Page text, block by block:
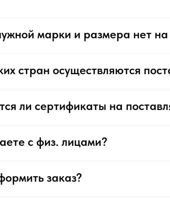
марки и размера нет
стран осуществляются
ли сертификаты на
с физ. лицами?
заказ?